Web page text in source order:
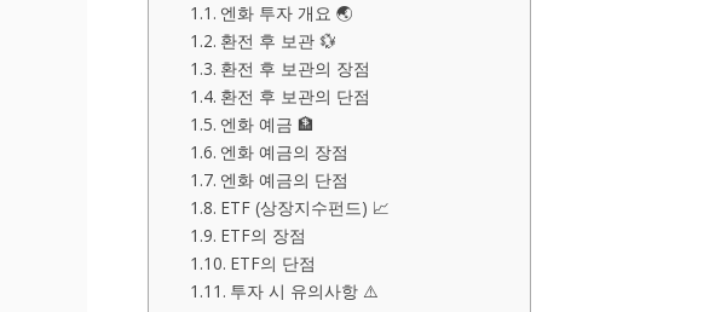
엔화 투자 개요 🌏
환전 후 보관 💱
환전 후 보관의 장점
환전 후 보관의 단점
엔화 예금 🏦
엔화 예금의 장점
엔화 예금의 단점
ETF (상장지수펀드) 📈
ETF의 장점
ETF의 단점
투자 시 유의사항 ⚠️